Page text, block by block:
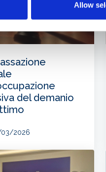
Allow
del demanio
2026